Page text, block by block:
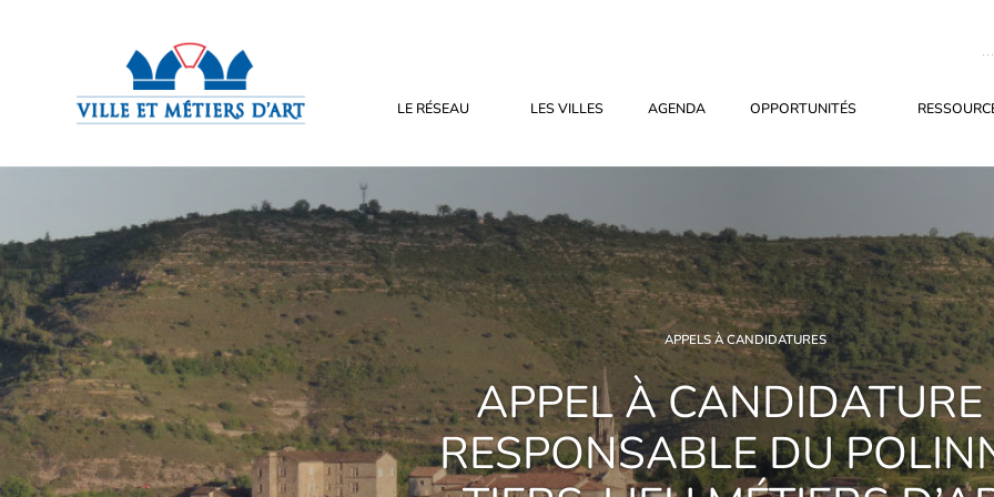
LE RÉSEAU LES VILLES AGENDA OPPORTUNITÉS
APPELS À CANDIDATURES
APPEL À CANDIDATURE
RESPONSABLE DU